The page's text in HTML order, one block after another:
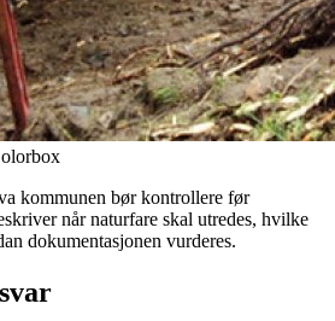
kommunen bør kontrollere før
når naturfare skal utredes, hvilke
dokumentasjonen vurderes.